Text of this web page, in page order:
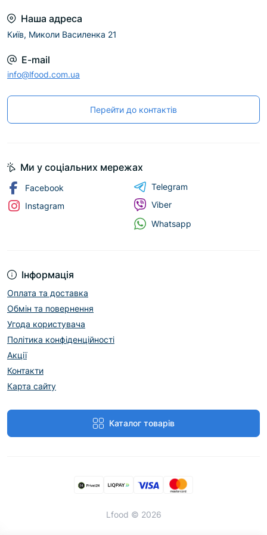
Наша адреса
Київ, Миколи Василенка 21
E-mail
info@lfood.com.ua
Перейти до контактів
Інформація
Оплата та доставка
Обмін та повернення
Угода користувача
Політика конфіденційності
Акції
Контакти
Карта сайту
Каталог товарів
Ми у соціальних мережах
Facebook
Instagram
Telegram
Viber
Whatsapp
Lfood © 2026